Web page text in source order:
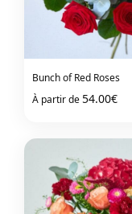
Bunch of Red Roses
À partir de54.00€